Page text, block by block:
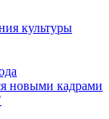
культуры
новыми кадрами